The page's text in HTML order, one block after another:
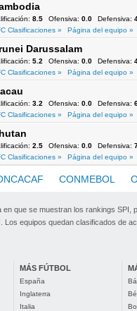
8.5 Ofensiva: 0.0 Defensiva:
Clasificaciones »
Página del equipo »
Darussalam
5.2 Ofensiva: 0.0 Defensiva:
Clasificaciones »
Página del equipo »
3.2 Ofensiva: 0.0 Defensiva:
Clasificaciones »
Página del equipo »
2.5 Ofensiva: 0.0 Defensiva:
Clasificaciones »
Página del equipo »
CONMEBOL
en que se muestran los rankings
Los equipos quedan clasificados de
MÁS FÚTBOL
España
Inglaterra
Italia